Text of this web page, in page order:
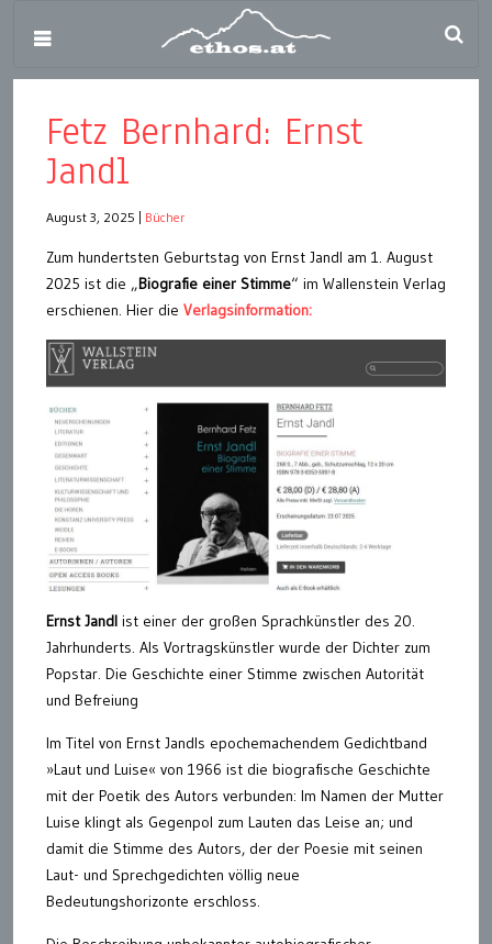
Fetz Bernhard: Ernst
Jandl
August 3, 2025 Bücher
Zum hundertsten Geburtstag von Ernst Jandl am 1. August
2025 ist die „Biografie einer Stimme“ im Wallenstein Verlag
erschienen. Hier die Verlagsinformation:
Ernst Jandl ist einer der großen Sprachkünstler des 20.
Jahrhunderts. Als Vortragskünstler wurde der Dichter zum
Popstar. Die Geschichte einer Stimme zwischen Autorität
und Befreiung
Im Titel von Ernst Jandls epochemachendem Gedichtband
»Laut und Luise« von 1966 ist die biografische Geschichte
mit der Poetik des Autors verbunden: Im Namen der Mutter
Luise klingt als Gegenpol zum Lauten das Leise an; und
damit die Stimme des Autors, der der Poesie mit seinen
Laut- und Sprechgedichten völlig neue
Bedeutungshorizonte erschloss.